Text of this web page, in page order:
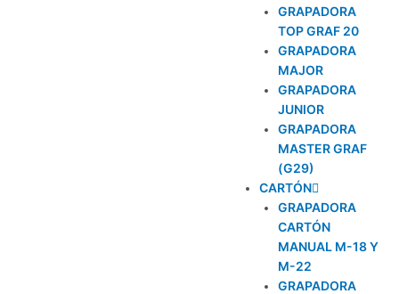
GRAPADORA
TOP GRAF 20
GRAPADORA
MAJOR
GRAPADORA
JUNIOR
GRAPADORA
MASTER GRAF
(G29)
CARTÓN
GRAPADORA
CARTÓN
MANUAL M-18 Y
M-22
GRAPADORA